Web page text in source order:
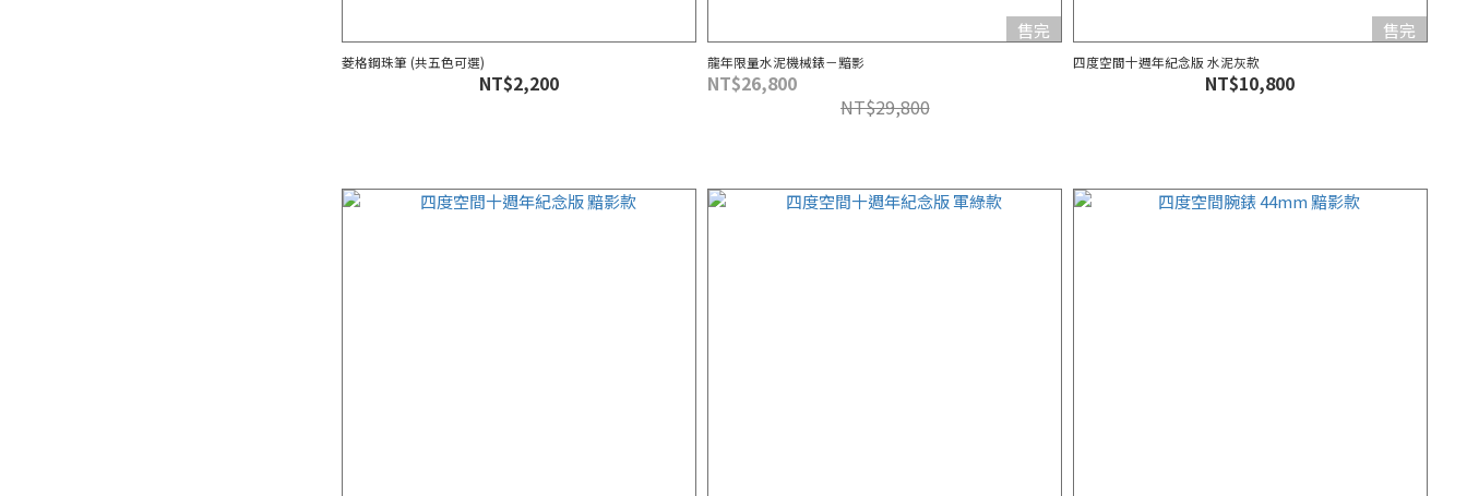
菱格鋼珠筆 (共五色可選)
NT$2,200
售完
龍年限量水泥機械錶－黯影
NT$26,800
NT$29,800
售完
四度空間十週年紀念版 水泥灰款
NT$10,800